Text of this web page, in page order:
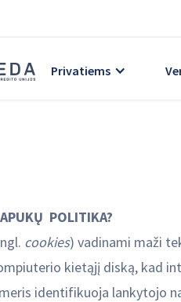
Privatiems
POLITIKA?
cookies) vadinami maži
kietąjį diską, kad
identifikuoja lankytojo